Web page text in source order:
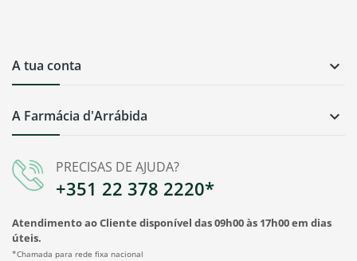
PRECISAS DE AJUDA?
+351 22 378 2220*
Atendimento ao Cliente disponível das 09h00 às 17h00 em dias
úteis.
*Chamada para rede fixa nacional
A Farmácia d'Arrábida 
A tua conta 